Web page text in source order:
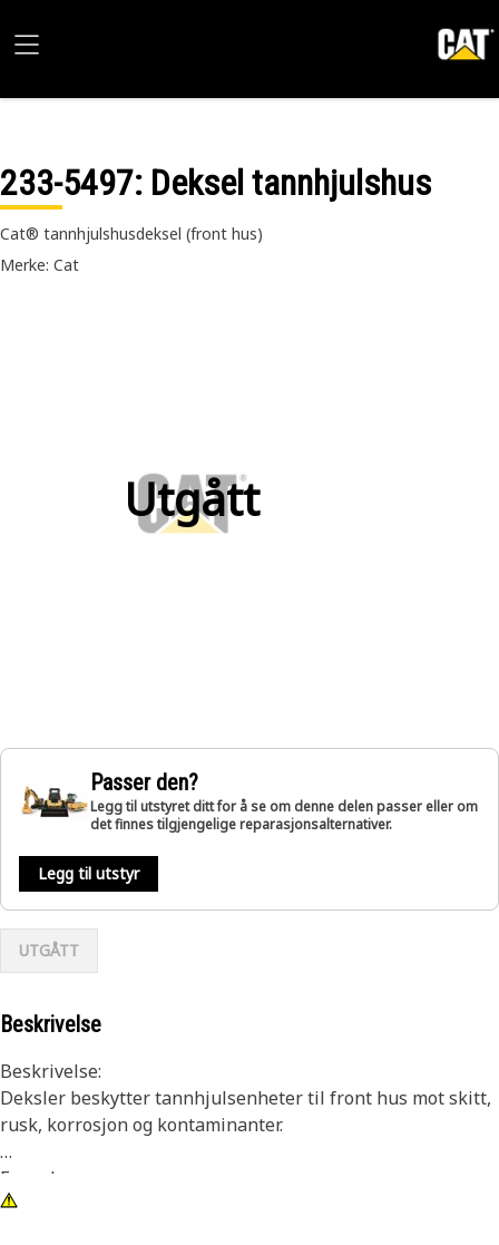
233-5497: Deksel tannhjulshus
Cat® tannhjulshusdeksel (front hus)
Merke: Cat
Utgått
Passer den?
Legg til utstyret ditt for å se om denne delen passer eller om
det finnes tilgjengelige reparasjonsalternativer.
Legg til utstyr
UTGÅTT
Beskrivelse
Beskrivelse:
Deksler beskytter tannhjulsenheter til front hus mot skitt,
rusk, korrosjon og kontaminanter.
Egenskaper:
For bruk med M8 festedeler